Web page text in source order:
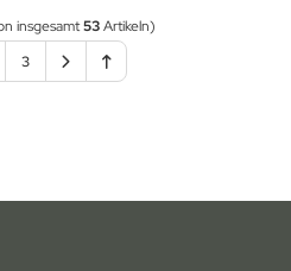
insgesamt53Artikeln)
3